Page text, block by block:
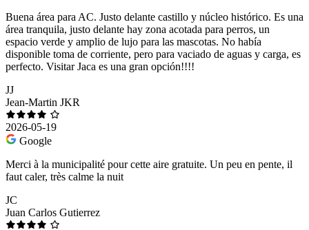
Buena área para AC. Justo delante castillo y núcleo histórico. Es una
área tranquila, justo delante hay zona acotada para perros, un
espacio verde y amplio de lujo para las mascotas. No había
disponible toma de corriente, pero para vaciado de aguas y carga, es
perfecto. Visitar Jaca es una gran opción!!!!
JJ
Jean-Martin JKR
2026-05-19
Google
Merci à la municipalité pour cette aire gratuite. Un peu en pente, il
faut caler, très calme la nuit
JC
Juan Carlos Gutierrez